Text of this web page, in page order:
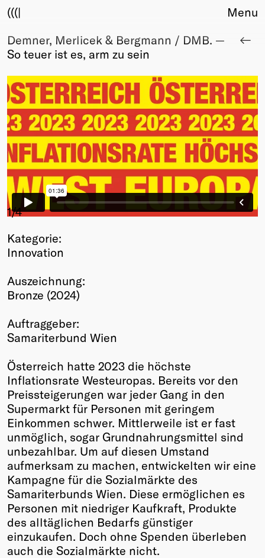
(((|
About
Club
Sponsors
Fair Work
TBD
Events
Upcoming
Past
Membership
Info
Young Creatives
Friends of Creativity
Winners
2026
Annual
Menu
Demner, Merlicek & Bergmann / DMB. —
So teuer ist es, arm zu sein
1/4
Kategorie:
Innovation
Auszeichnung:
Bronze (2024)
Auftraggeber:
Samariterbund Wien
Österreich hatte 2023 die höchste
Inflationsrate Westeuropas. Bereits vor den
Preissteigerungen war jeder Gang in den
Supermarkt für Personen mit geringem
Einkommen schwer. Mittlerweile ist er fast
unmöglich, sogar Grundnahrungsmittel sind
unbezahlbar. Um auf diesen Umstand
aufmerksam zu machen, entwickelten wir eine
Kampagne für die Sozialmärkte des
Samariterbunds Wien. Diese ermöglichen es
Personen mit niedriger Kaufkraft, Produkte
des alltäglichen Bedarfs günstiger
einzukaufen. Doch ohne Spenden überleben
auch die Sozialmärkte nicht.